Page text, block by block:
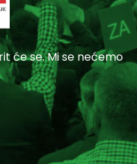
će se. Mi se nećemo